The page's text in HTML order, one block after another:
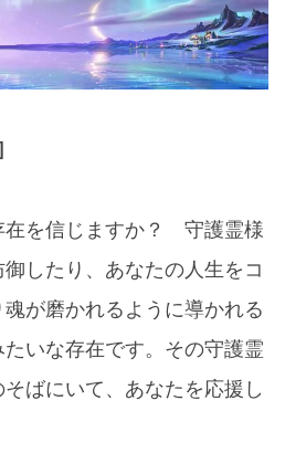
在を信じますか？ 守護霊様
したり、あなたの人生をコ
が磨かれるように導かれる
いな存在です。その守護霊
ばにいて、あなたを応援し